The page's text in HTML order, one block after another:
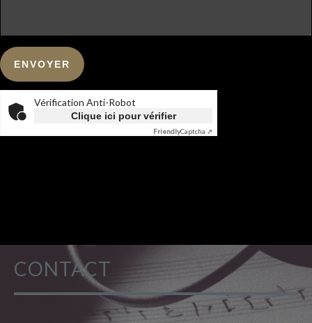
Vérification Anti-Robot
Clique ici pour vérifier
FriendlyCaptcha ⇗
CONTACT